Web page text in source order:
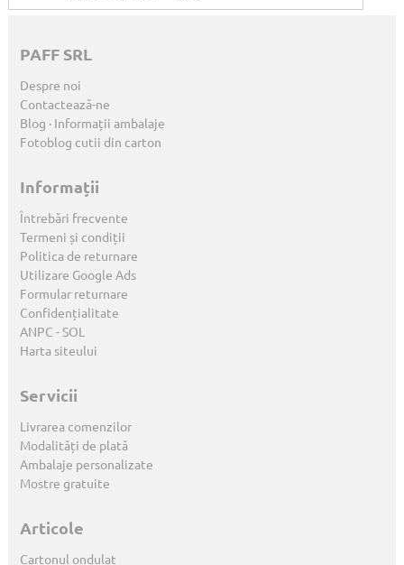
PAFF SRL
Despre noi
Contactează-ne
Blog · Informații ambalaje
Fotoblog cutii din carton
Informații
Întrebări frecvente
Termeni și condiții
Politica de returnare
Utilizare Google Ads
Formular returnare
Confidențialitate
ANPC -SOL
Harta siteului
Servicii
Livrarea comenzilor
Modalități de plată
Ambalaje personalizate
Mostre gratuite
Articole
Cartonul ondulat